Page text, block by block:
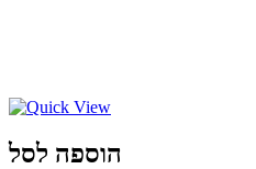
הוספה לסל